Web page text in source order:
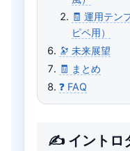
🧾 運用テン
ピペ用）
🔭 未来展望
🧾 まとめ
❓ FAQ
✍️ イントロ